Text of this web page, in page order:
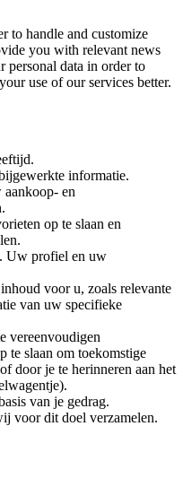
to handle and customize
you with relevant news
personal data in order to
use of our services better.
informatie.
en
op te slaan en
Uw profiel en uw
voor u, zoals relevante
van uw specifieke
vereenvoudigen
te slaan om toekomstige
door je te herinneren aan het
van je gedrag.
voor dit doel verzamelen.